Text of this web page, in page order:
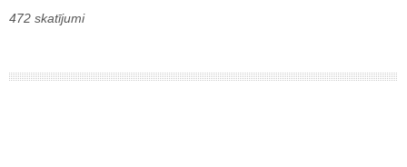
472 skatījumi